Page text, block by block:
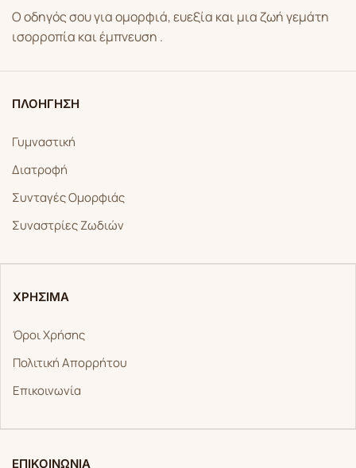
Ο οδηγός σου για ομορφιά, ευεξία και μια ζωή γεμάτη
ισορροπία και έμπνευση .
ΠΛΟΗΓΗΣΗ
Γυμναστική
Διατροφή
Συνταγές Ομορφιάς
Συναστρίες Ζωδιών
ΧΡΗΣΙΜΑ
Όροι Χρήσης
Πολιτική Απορρήτου
Επικοινωνία
ΕΠΙΚΟΙΝΩΝΙΑ